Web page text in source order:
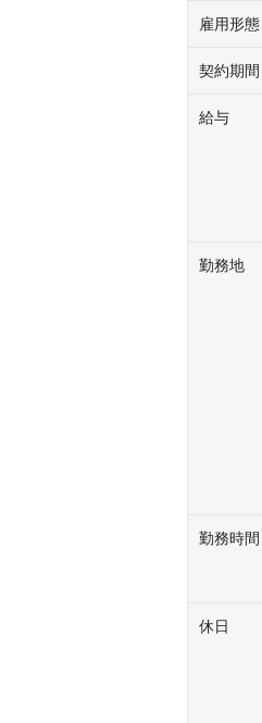
雇用形態
契約期間
給与
勤務地
勤務時間
休日